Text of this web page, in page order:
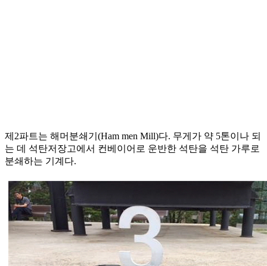
제2파트는 해머분쇄기(Ham men Mill)다. 무게가 약 5톤이나 되
는 데 석탄저장고에서 컨베이어로 운반한 석탄을 석탄 가루로
분쇄하는 기계다.